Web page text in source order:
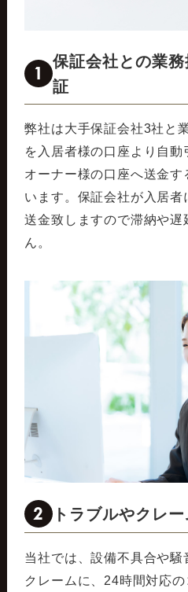
1
保証会社との業
証
弊社は大手保証会社3社と
を入居者様の口座より自動
オーナー様の口座へ送金す
います。保証会社が入居者
送金致しますので滞納や遅
ん。
2 トラブルやクレ
当社では、設備不具合や
クレームに、24時間対応